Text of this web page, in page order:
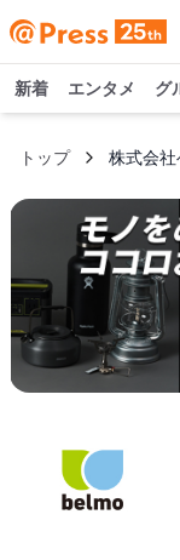
新着 エンタメ グ
トップ 株式会社